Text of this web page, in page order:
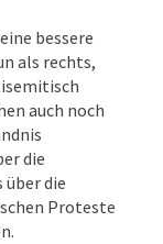
bessere
als rechts,
auch noch
die
die
Proteste